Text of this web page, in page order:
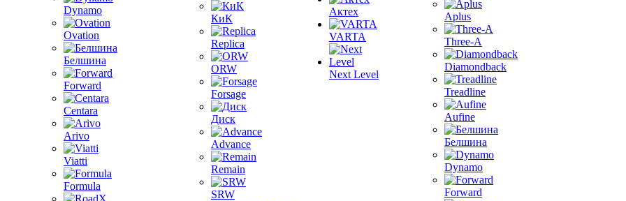
Dynamo
Ovation
Белшина
Forward
Centara
Arivo
Viatti
Formula
КиК
Replica
ORW
Forsage
Диск
Advance
Remain
SRW
Актех
VARTA
Next Level
Aplus
Three-A
Diamondback
Treadline
Aufine
Белшина
Dynamo
Forward